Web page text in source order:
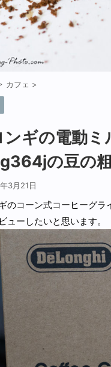
カフェ >
ンギの電動ミ
の豆の
3月21日
のコーン式コーヒーグ
ューしたいと思います。